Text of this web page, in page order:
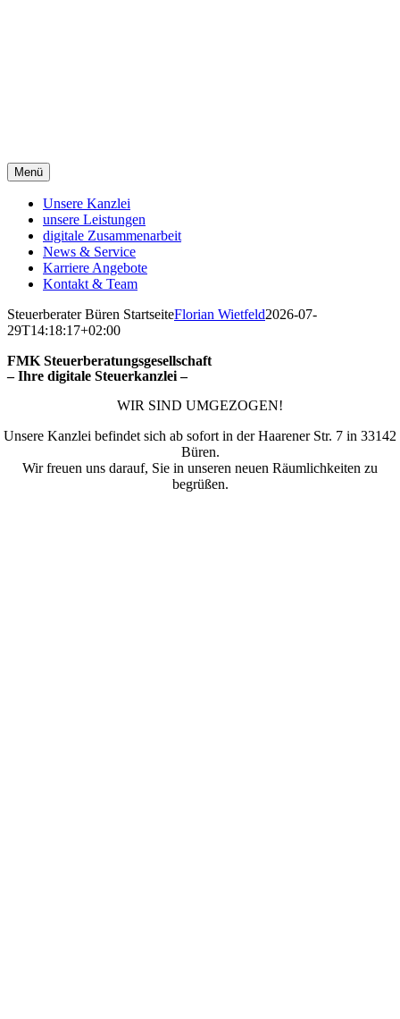
Menü
Unsere Kanzlei
unsere Leistungen
digitale Zusammenarbeit
News & Service
Karriere Angebote
Kontakt & Team
Steuerberater Büren StartseiteFlorian Wietfeld2026-07-
29T14:18:17+02:00
FMK Steuerberatungsgesellschaft
– Ihre digitale Steuerkanzlei –
WIR SIND UMGEZOGEN!
Unsere Kanzlei befindet sich ab sofort in der Haarener Str. 7 in 33142
Büren.
Wir freuen uns darauf, Sie in unseren neuen Räumlichkeiten zu
begrüßen.